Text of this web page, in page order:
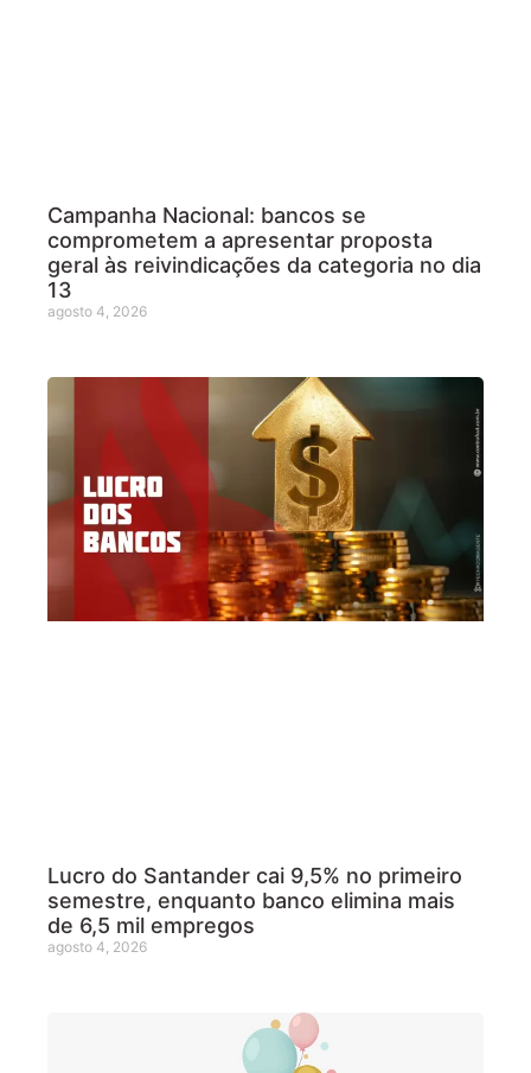
Campanha Nacional: bancos se
comprometem a apresentar proposta
geral às reivindicações da categoria no dia
13
agosto 4, 2026
Lucro do Santander cai 9,5% no primeiro
semestre, enquanto banco elimina mais
de 6,5 mil empregos
agosto 4, 2026